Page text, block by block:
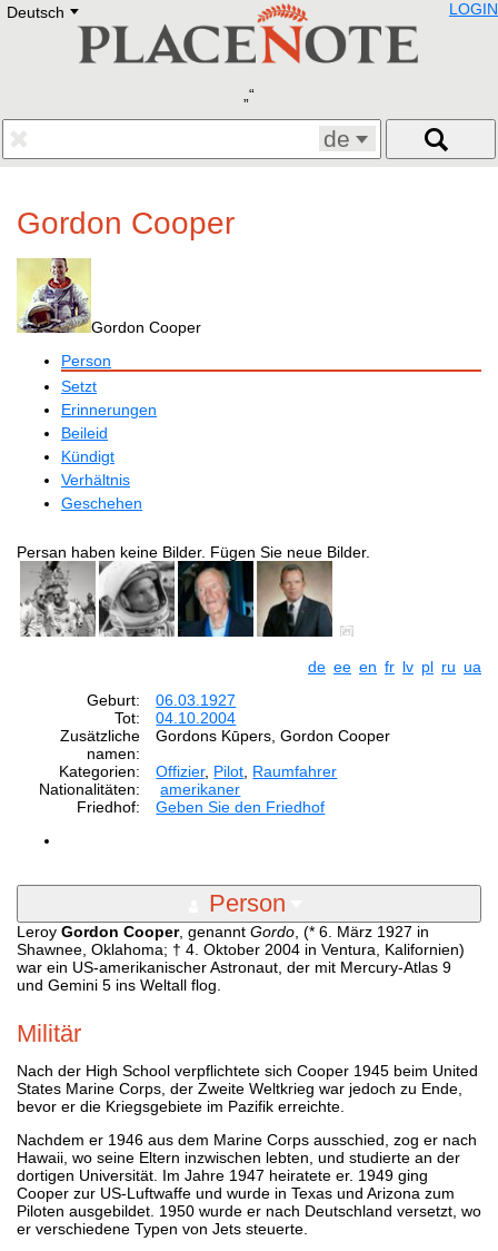
Deutsch E
Deutsch
Francais
Polski
Eestikeelne
LOGIN
de
Gordon Cooper
Gordon Cooper
Person
Setzt
Erinnerungen
Beileid
Kündigt
Verhältnis
Geschehen
Persan haben keine Bilder. Fügen Sie neue Bilder.
de ee en fr lv pl ru ua
Geburt:
06.03.1927
Tot:
04.10.2004
Zusätzliche
namen:
Gordons Kūpers, Gordon Cooper
Kategorien:
Offizier, Pilot Raumfahrer
Nationalitäten:
amerikaner
Friedhof:
Geben Sie den Friedhof
Person
Leroy Gordon Cooper, genannt Gordo , (* 6. März 1927 in
Shawnee, Oklahoma; † 4. Oktober 2004 in Ventura, Kalifornien)
war ein US-amerikanischer Astronaut, der mit Mercury-Atlas 9
und Gemini 5 ins Weltall flog.
Militär
Nach der High School verpflichtete sich Cooper 1945 beim United
States Marine Corps, der Zweite Weltkrieg war jedoch zu Ende,
bevor er die Kriegsgebiete im Pazifik erreichte.
Nachdem er 1946 aus dem Marine Corps ausschied, zog er nach
Hawaii, wo seine Eltern inzwischen lebten, und studierte an der
dortigen Universität. Im Jahre 1947 heiratete er. 1949 ging
Cooper zur US-Luftwaffe und wurde in Texas und Arizona zum
Piloten ausgebildet. 1950 wurde er nach Deutschland versetzt, wo
er verschiedene Typen von Jets steuerte.